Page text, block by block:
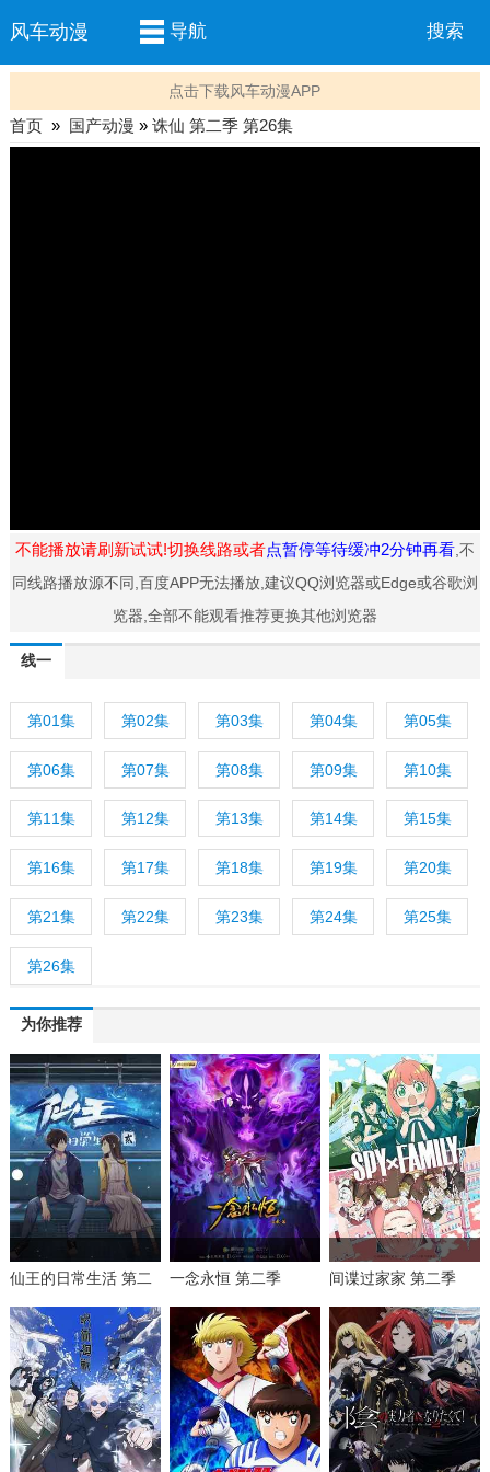
风车动漫 导航 搜索
点击下载风车动漫APP
首页» 国产动漫 » 诛仙 第二季 第26集
不能播放请刷新试试!切换线路或者点暂停等待缓冲2分钟再看,不
同线路播放源不同,百度APP无法播放,建议QQ浏览器或Edge或谷歌浏
览器,全部不能观看推荐更换其他浏览器
线一
第01集 第02集 第03集 第04集 第05集
第06集 第07集 第08集 第09集 第10集
第11集 第12集 第13集 第14集 第15集
第16集 第17集 第18集 第19集 第20集
第21集 第22集 第23集 第24集 第25集
第26集
为你推荐
仙王的日常生活 第二
季
一念永恒 第二季 间谍过家家 第二季